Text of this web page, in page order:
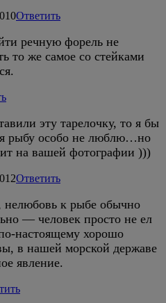
Ответить
речную форель не
то же самое со стейками
эту тарелочку, то я бы
рыбу особо не люблю…но
на вашей фотографии )))
Ответить
нелюбовь к рыбе обычно
— человек просто не ел
настоящему хорошо
в нашей морской державе
явление.